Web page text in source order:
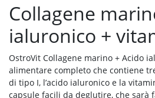
quantity
Collagene
ialuronico +
OstroVit Collagene marino + Acido
alimentare completo che contiene
di tipo I, l’acido ialuronico e la
capsule facili da deglutire, che sarà